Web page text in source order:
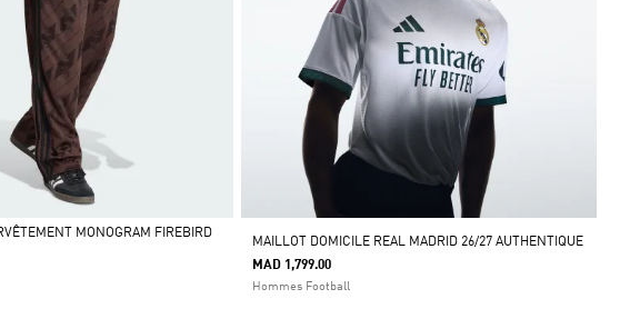
MONOGRAM FIREBIRD
MAILLOT DOMICILE REAL MADRID 26/27 AUTHENTIQUE
MAD 1,799.00
Hommes Football